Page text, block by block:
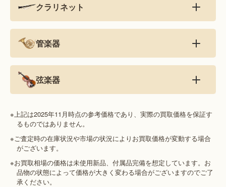
クラリネット
管楽器
弦楽器
※上記は2025年11月時点の参考価格であり、実際の買取価格を保証す
るものではありません。
※ご査定時の在庫状況や市場の状況によりお買取価格が変動する場合
がございます。
※お買取相場の価格は未使用新品、付属品完備を想定しています。お
品物の状態によって価格が大きく変わる場合がございますのでご了
承ください。